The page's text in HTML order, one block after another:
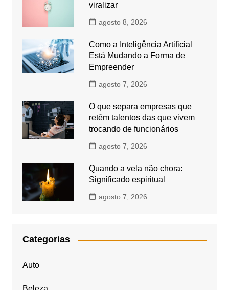
viralizar
agosto 8, 2026
Como a Inteligência Artificial
Está Mudando a Forma de
Empreender
agosto 7, 2026
O que separa empresas que
retêm talentos das que vivem
trocando de funcionários
agosto 7, 2026
Quando a vela não chora:
Significado espiritual
agosto 7, 2026
Categorias
Auto